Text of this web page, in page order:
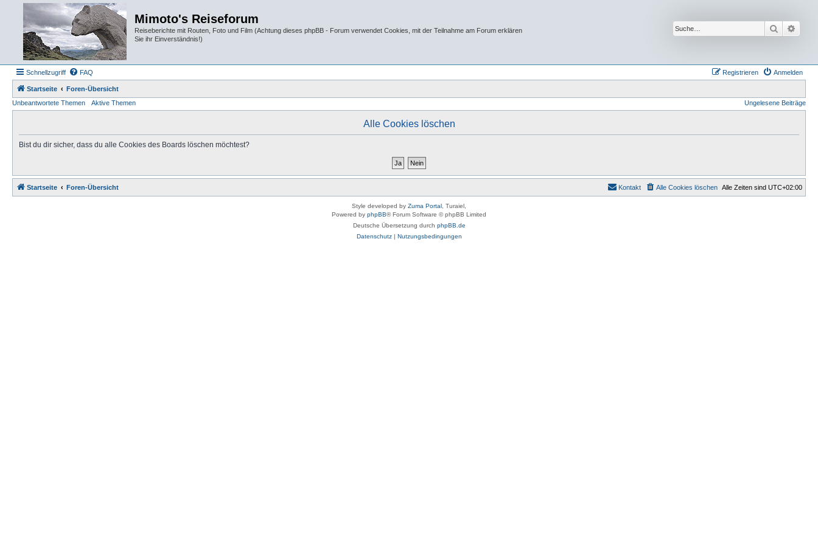
Mimoto's Reiseforum
Reiseberichte mit Routen, Foto und Film (Achtung dieses phpBB - Forum verwendet Cookies, mit der Teilnahme am Forum erklären
Sie ihr Einverständnis!)
Suche
Schnellzugriff FAQ Anmelden
Registrieren
Startseite
Foren-Übersicht
Unbeantwortete Themen
Aktive Themen Ungelesene Beiträge
Alle Cookies löschen
Bist du dir sicher, dass du alle Cookies des Boards löschen möchtest?
Startseite Foren-Übersicht Alle Zeiten sind UTC+02:00
Alle Cookies löschen
Kontakt
Style developed by Zuma Portal , Turaiel,
Powered by phpBB® Forum Software © phpBB Limited
Deutsche Übersetzung durch phpBB.de
Datenschutz| Nutzungsbedingungen